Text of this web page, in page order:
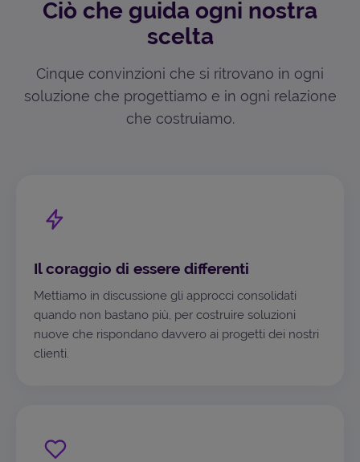
Ciò che guida ogni nostra
scelta
Cinque convinzioni che si ritrovano in ogni
soluzione che progettiamo e in ogni relazione
che costruiamo.
Il coraggio di essere differenti
Mettiamo in discussione gli approcci consolidati
quando non bastano più, per costruire soluzioni
nuove che rispondano davvero ai progetti dei nostri
clienti.